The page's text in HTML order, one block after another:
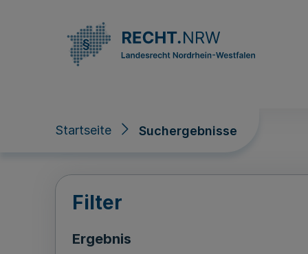
Startseite Suchergebnisse
Suchergebnisse
Filter
Ergebnis